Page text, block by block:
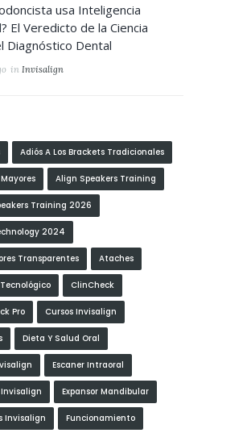
usa Inteligencia
El Veredicto de la Ciencia
Diagnóstico Dental
in Invisalign
Adiós A Los Brackets Tradicionales
Align Speakers Training
Training 2026
2024
Transparentes Ataches
ClinCheck
Pro Cursos Invisalign
Dieta Y Salud Oral
Escaner Intraoral
Invisalign Expansor Mandibular
Invisalign Funcionamiento